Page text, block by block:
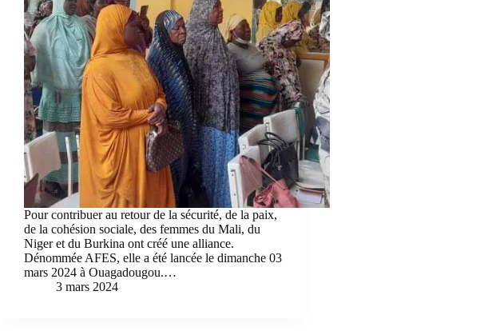
Pour contribuer au retour de la sécurité, de la paix,
de la cohésion sociale, des femmes du Mali, du
Niger et du Burkina ont créé une alliance.
Dénommée AFES, elle a été lancée le dimanche 03
mars 2024 à Ouagadougou.…
3 mars 2024